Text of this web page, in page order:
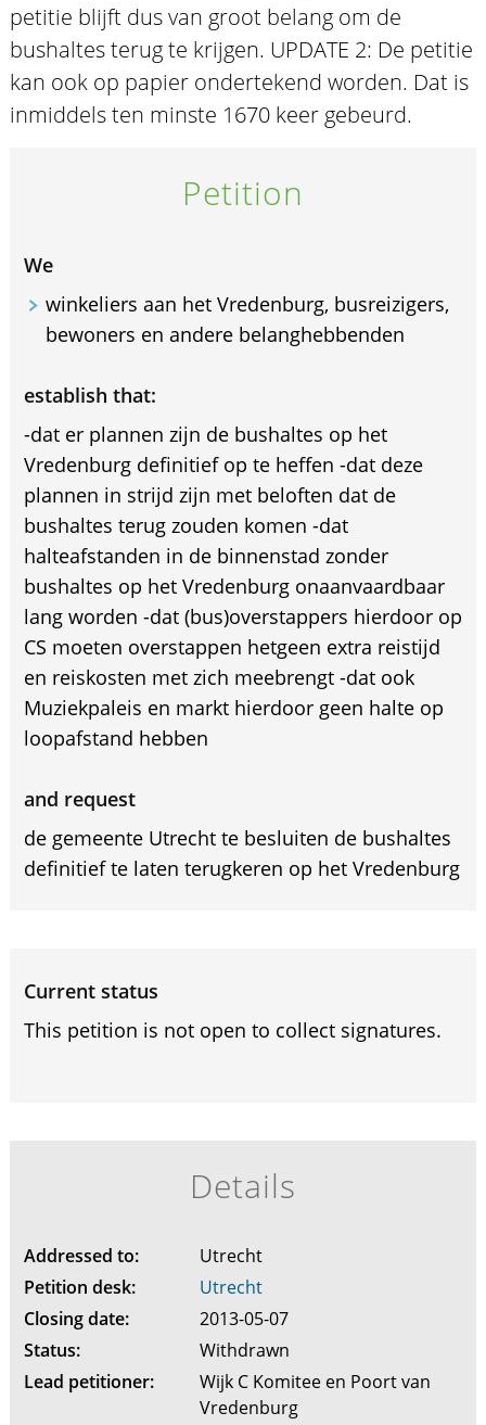
petitie blijft dus van groot belang om de
bushaltes terug te krijgen. UPDATE 2: De petitie
kan ook op papier ondertekend worden. Dat is
inmiddels ten minste 1670 keer gebeurd.
Petition
We
winkeliers aan het Vredenburg, busreizigers,
bewoners en andere belanghebbenden
establish that:
-dat er plannen zijn de bushaltes op het
Vredenburg definitief op te heffen -dat deze
plannen in strijd zijn met beloften dat de
bushaltes terug zouden komen -dat
halteafstanden in de binnenstad zonder
bushaltes op het Vredenburg onaanvaardbaar
lang worden -dat (bus)overstappers hierdoor op
CS moeten overstappen hetgeen extra reistijd
en reiskosten met zich meebrengt -dat ook
Muziekpaleis en markt hierdoor geen halte op
loopafstand hebben
and request
de gemeente Utrecht te besluiten de bushaltes
definitief te laten terugkeren op het Vredenburg
Current status
This petition is not open to collect signatures.
Details
Addressed to:
Utrecht
Petition desk:
Utrecht
Closing date:
2013-05-07
Status:
Withdrawn
Lead petitioner:
Wijk C Komitee en Poort van
Vredenburg